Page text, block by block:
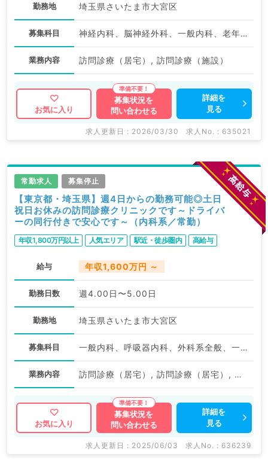
勤務地 埼玉県さいたま市大宮区
募集科目 神経内科、脳神経外科、一般内科、老年内科、外科系全般、一般外科
業務内容 訪問診療（居宅）, 訪問診療（施設）
お気に入り
募集状況を
問い合わせる
詳細を
見る
求人更新日 : 2026/03/30 求人No. : 635021
常勤求人 募集停止
【東京都・埼玉県】週4日からの勤務可能◎土日
祝日お休みの訪問診療クリニックです～ドライバ
ーの同行付きで安心です～（内科系／常勤）
年収1,800万円以上 人気エリア 駅近・徒歩圏内 高給与
給与 年収1,600万円 ～
勤務日数 週4.00日〜5.00日
勤務地 埼玉県さいたま市大宮区
募集科目 一般内科、呼吸器内科、外科系全般、一般外科
業務内容 訪問診療（居宅）, 訪問診療（居宅）, 訪問診療（施設）, 訪問診療（施設）
お気に入り
募集状況を
問い合わせる
詳細を
見る
求人更新日 : 2025/06/03 求人No. : 636239